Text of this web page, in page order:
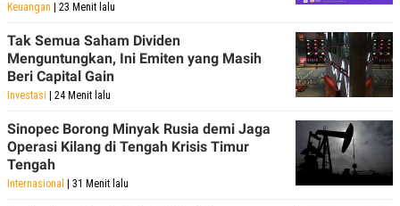
Keuangan | 23 Menit lalu
Tak Semua Saham Dividen
Menguntungkan, Ini Emiten yang Masih
Beri Capital Gain
Investasi | 24 Menit lalu
Sinopec Borong Minyak Rusia demi Jaga
Operasi Kilang di Tengah Krisis Timur
Tengah
Internasional | 31 Menit lalu